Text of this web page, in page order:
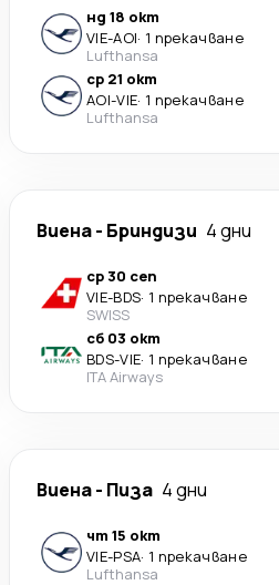
нд 18 окт
VIE-AOI· 1 прекачване
Lufthansa
ср 21 окт
AOI-VIE· 1 прекачване
Lufthansa
Виена- Бриндизи 4 дни
ср 30 сеп
VIE-BDS· 1 прекачване
SWISS
сб 03 окт
BDS-VIE· 1 прекачване
ITA Airways
Виена- Пиза 4 дни
чт 15 окт
VIE-PSA· 1 прекачване
Lufthansa